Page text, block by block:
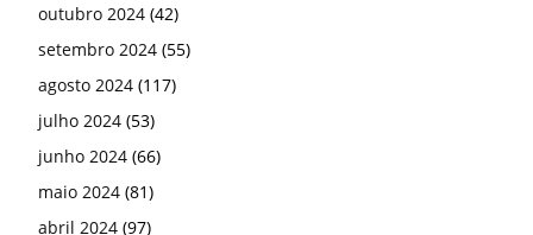
outubro 2024 (42)
setembro 2024 (55)
agosto 2024 (117)
julho 2024 (53)
junho 2024 (66)
maio 2024 (81)
abril 2024 (97)